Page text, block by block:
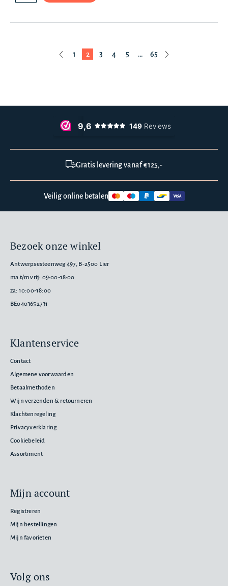
1 2 3 4 5 … 65
Gratis levering vanaf €125,-
Veilig online betalen
Bezoek onze winkel
Antwerpsesteenweg 497, B-2500 Lier
ma t/m vrij: 09:00-18:00
za: 10:00-18:00
BE0403652731
Klantenservice
Contact
Algemene voorwaarden
Betaalmethoden
Wijn verzenden & retourneren
Klachtenregeling
Privacyverklaring
Cookiebeleid
Assortiment
Mijn account
Registreren
Mijn bestellingen
Mijn favorieten
Volg ons